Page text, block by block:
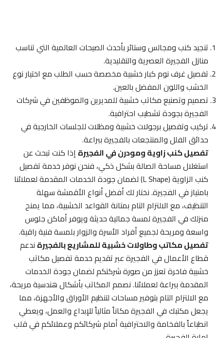
تنجيد كنب ومجالس وستائر بأحدث الصيحات العالمية التي تناسب
منازل الفجيرة العصرية والتقليدية.
تفصيل غرف نوم كبار خشبية مخصصة حسب الطلب مع اختيار نوع
الخشب واللون المفضل بالعين.
تصميم وتصنيع مكاتب خشبية للمديرين والموظفين في شركات
الفجيرة بجودة تشطيب احترافية.
تركيب وتفصيل برجولات خشبية ومظلات للجلسات الخارجية في
حدائق الفلل والمنتجعات بالفجيرة ببراعة.
تفصيل كنب زاوية ومودرن في الفجيرةإذا كنت تبحث عن
استغلال مساحة الصالة بشكل ذكي، فنحن نوفر خدمة تفصيل
كنب الزاوية (L Shape) لضمان جودة الخدمات المقدمة لعملائنا
بامتياز في الفجيرة. نختار لك أفضل أنواع الأقمشة سهلة
التنظيف، مع الالتزام التام بمتانة القواعد الخشبية، مما يمنح
منزلك في الفجيرة لمسة جمالية حديثة ويوفر أماكن جلوس
واسعة ومريحة لجميع أفراد الأسرة والزوار بلمسة فنية راقية.
تفصيل مكاتب وطاولات خشبية للمشاريع بالفجيرةندعم
قطاع الأعمال في الفجيرة عبر تقديم خدمة تفصيل مكاتب
خشبية فاخرة تعزز من صورة شركتكم لضمان جودة الخدمات
المقدمة ببراعة لعملائنا. نصمم المكاتب بأشكال هندسية مريحة،
مع الالتزام التام بتوفير مساحات لتنظيم الأوراق والأجهزة، مما
يجعل مكتبك في الفجيرة مكاناً مثالياً للإبداع والعمل، ويعطي
انطباعاً بالفخامة والاحترافية أمام شركائكم وعملائكم في قلب